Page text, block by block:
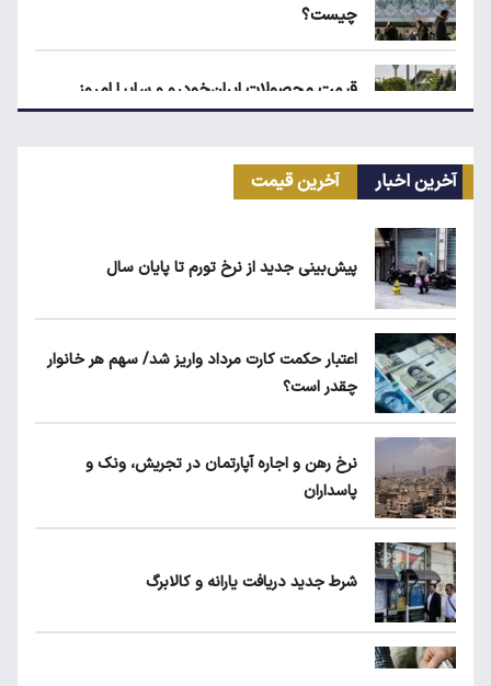
چیست؟
قیمت محصولات ایران‌خودرو و سایپا امروز
چهارشنبه ۱۴ مرداد ۱۴۰۵
قیمت گوشی سامسونگ، شیائومی و آیفون امروز
شرط جدید دریافت یارانه و کالابرگ
آخرین اخبار آخرین قیمت
پیش‌بینی جدید از نرخ تورم تا پایان سال
اعتبار حکمت کارت مرداد واریز شد/ سهم هر خانوار
چقدر است؟
نرخ رهن و اجاره آپارتمان در تجریش، ونک و
پاسداران
شرط جدید دریافت یارانه و کالابرگ